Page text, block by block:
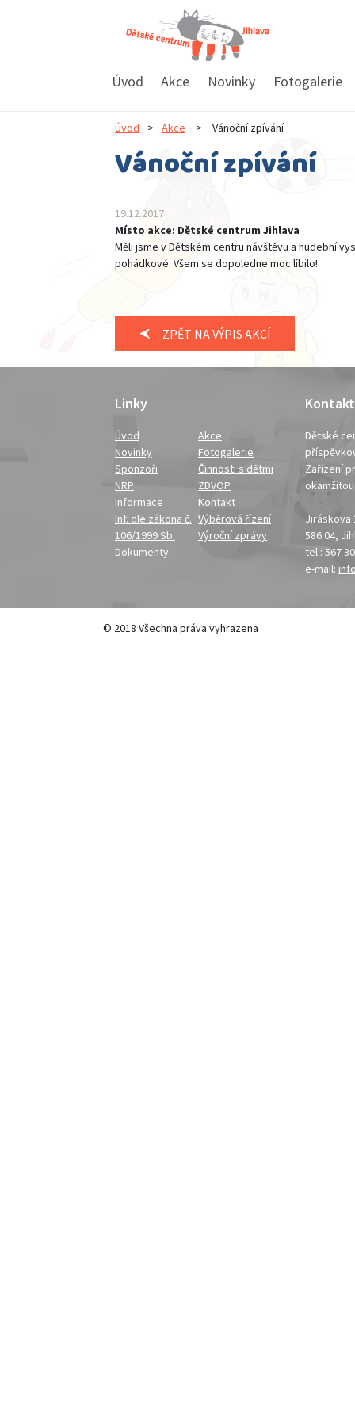
Úvod Akce Novinky Fotogalerie
Úvod > Akce > Vánoční zpívání
Vánoční zpívání
19.12.2017
Místo akce: Dětské centrum Jihlava
Měli jsme v Dětském centru návštěvu a hudební
pohádkové. Všem se dopoledne moc líbilo!
ZPĚT NA VÝPIS AKCÍ
Linky
Úvod
Akce
Novinky
Fotogalerie
Sponzoři
Činnosti s dětmi
NRP
ZDVOP
Informace
Kontakt
Inf. dle zákona č.
106/1999 Sb.
Výběrová řízení
Výroční zprávy
Dokumenty
Kontakt
Dětské
Zařízení
Jiráskova
586 04,
tel.: 567
e-mail:
© 2018 Všechna práva vyhrazena